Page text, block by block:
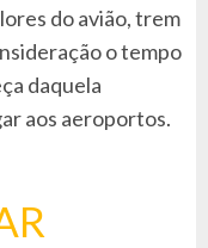
do avião, trem
o tempo
daquela
aos aeroportos.